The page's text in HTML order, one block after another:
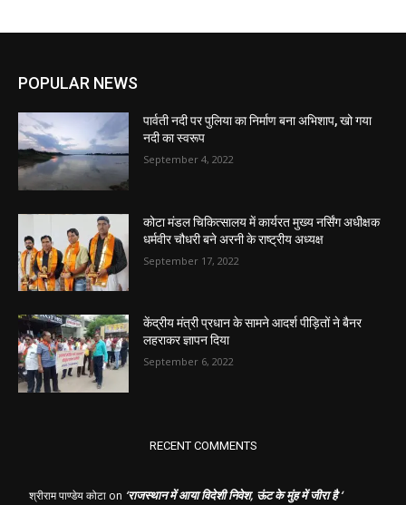
POPULAR NEWS
पार्वती नदी पर पुलिया का निर्माण बना अभिशाप, खो गया
नदी का स्वरूप
September 4, 2022
कोटा मंडल चिकित्सालय में कार्यरत मुख्य नर्सिंग अधीक्षक
धर्मवीर चौधरी बने अरनी के राष्ट्रीय अध्यक्ष
September 17, 2022
केंद्रीय मंत्री प्रधान के सामने आदर्श पीड़ितों ने बैनर
लहराकर ज्ञापन दिया
September 6, 2022
RECENT COMMENTS
श्रीराम पाण्डेय कोटा on ‘राजस्थान में आया विदेशी निवेश, ऊंट के मुंह में जीरा है ‘